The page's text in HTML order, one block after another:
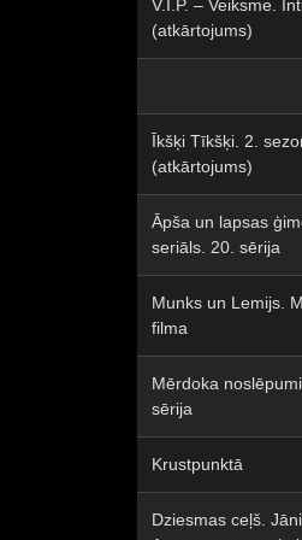
V.I.P. – Veiksme.
(atkārtojums)
Īkšķi Tīkšķi. 2.
(atkārtojums)
Āpša un lapsas
seriāls. 20. sērija
Munks un Lemijs.
filma
Mērdoka
sērija
Krustpunktā
Dziesmas ceļš.